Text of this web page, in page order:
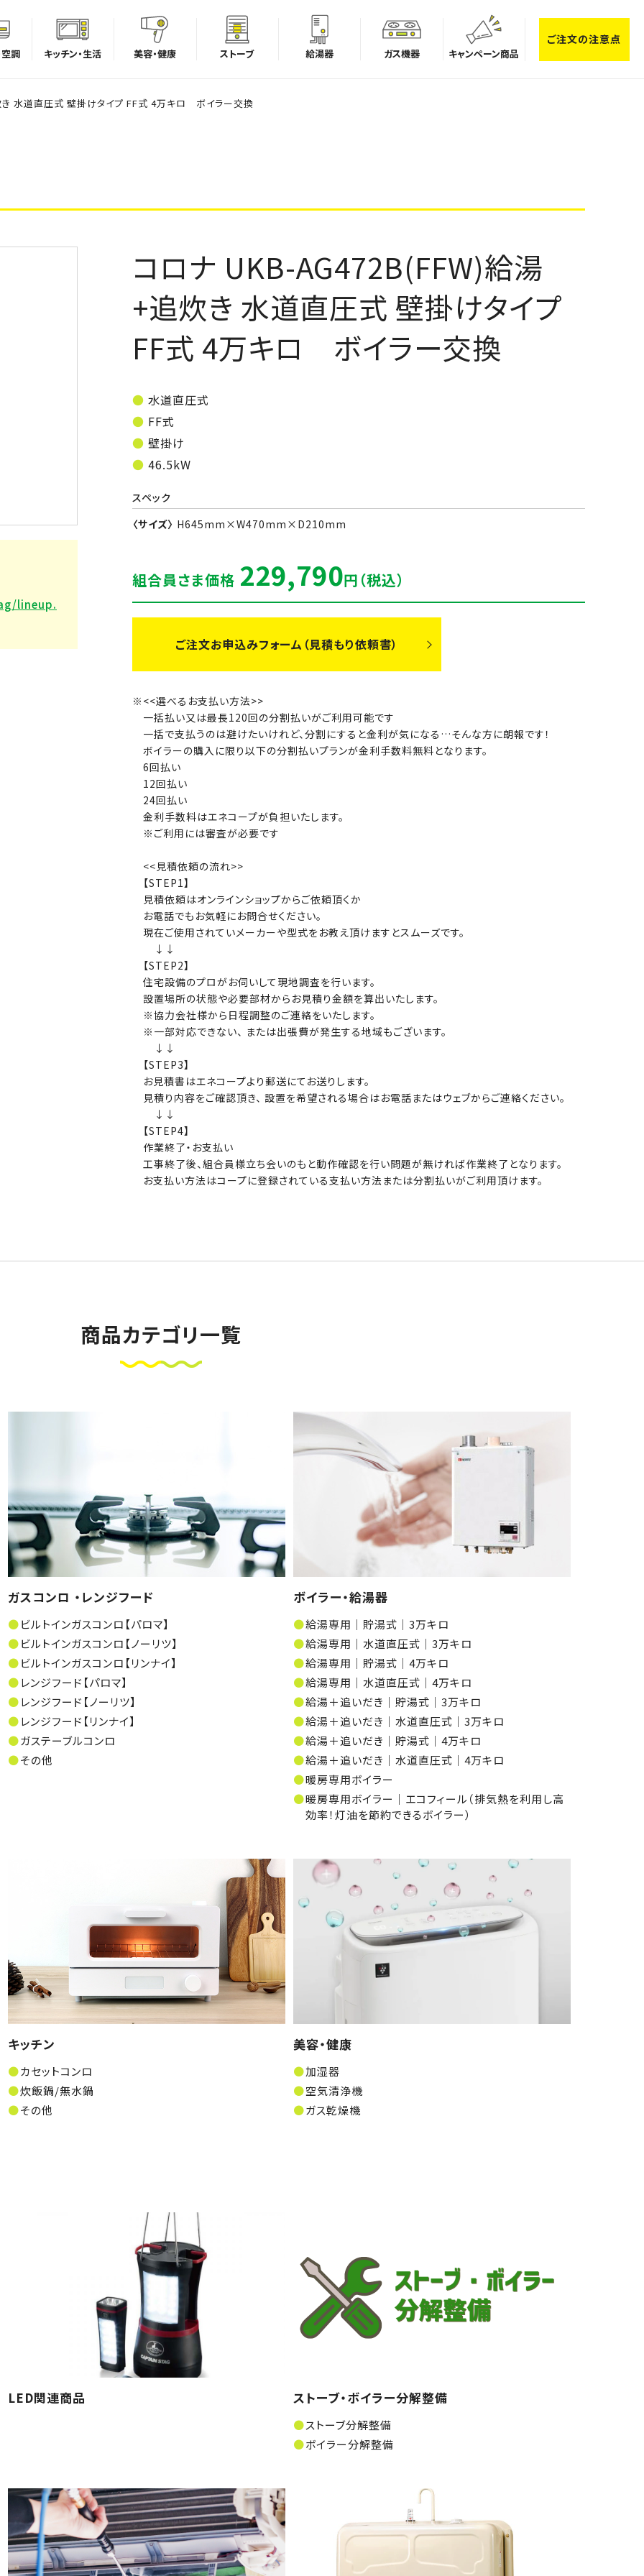
空調 キッチン・生活 美容・健康 ストーブ 給湯器 ガス機器 キャンペーン商品
ご注文の注意点
水道直圧式 壁掛けタイプ FF式 4万キロ ボイラー交換
lineup.
コロナ UKB-AG472B(FFW)給湯
+追炊き 水道直圧式 壁掛けタイプ
FF式 4万キロ ボイラー交換
水道直圧式
FF式
壁掛け
46.5kW
スペック
〈サイズ〉 H645mm×W470mm×D210mm
組合員さま価格 229,790円（税込）
ご注文お申込みフォーム（見積もり依頼書）
<<選べるお支払い方法>>
一括払い又は最長120回の分割払いがご利用可能です
一括で支払うのは避けたいけれど、分割にすると金利が気になる…そんな方に朗報です！
ボイラーの購入に限り以下の分割払いプランが金利手数料無料となります。
6回払い
12回払い
24回払い
金利手数料はエネコープが負担いたします。
※ご利用には審査が必要です
<<見積依頼の流れ>>
【STEP1】
見積依頼はオンラインショップからご依頼頂くか
お電話でもお気軽にお問合せください。
現在ご使用されていメーカーや型式をお教え頂けますとスムーズです。
↓↓
【STEP2】
住宅設備のプロがお伺いして現地調査を行います。
設置場所の状態や必要部材からお見積り金額を算出いたします。
※協力会社様から日程調整のご連絡をいたします。
※一部対応できない、 または出張費が発生する地域もございます。
↓↓
【STEP3】
お見積書はエネコープより郵送にてお送りします。
見積り内容をご確認頂き、 設置を希望される場合はお電話またはウェブからご連絡ください。
↓↓
【STEP4】
作業終了・お支払い
工事終了後、組合員様立ち会いのもと動作確認を行い問題が無ければ作業終了となります。
お支払い方法はコープに登録されている支払い方法または分割払いがご利用頂けます。
商品カテゴリ一覧
ガスコンロ ・レンジフード
ビルトインガスコンロ【パロマ】
ビルトインガスコンロ【ノーリツ】
ビルトインガスコンロ【リンナイ】
レンジフード【パロマ】
レンジフード【ノーリツ】
レンジフード【リンナイ】
ガステーブルコンロ
その他
ボイラー・給湯器
給湯専用│貯湯式│3万キロ
給湯専用│水道直圧式│3万キロ
給湯専用│貯湯式│4万キロ
給湯専用│水道直圧式│4万キロ
給湯＋追いだき│貯湯式│3万キロ
給湯＋追いだき│水道直圧式│3万キロ
給湯＋追いだき│貯湯式│4万キロ
給湯＋追いだき│水道直圧式│4万キロ
暖房専用ボイラー
暖房専用ボイラー│エコフィール（排気熱を利用し高
効率！灯油を節約できるボイラー）
キッチン
カセットコンロ
炊飯鍋/無水鍋
その他
美容・健康
加湿器
空気清浄機
ガス乾燥機
LED関連商品 ストーブ・ボイラー分解整備
ストーブ分解整備
ボイラー分解整備